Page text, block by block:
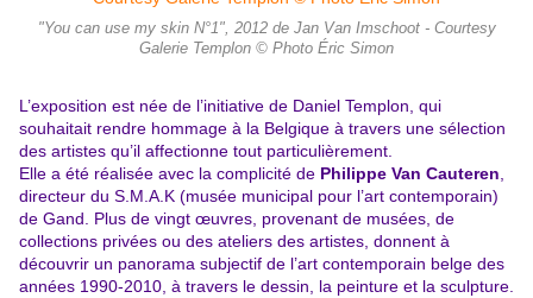
"You can use my skin N°1", 2012 de Jan Van Imschoot - Courtesy
Galerie Templon © Photo Éric Simon
L’exposition est née de l’initiative de Daniel Templon, qui
souhaitait rendre hommage à la Belgique à travers une sélection
des artistes qu’il affectionne tout particulièrement.
Elle a été réalisée avec la complicité de Philippe Van Cauteren
directeur du S.M.A.K (musée municipal pour l’art contemporain)
de Gand. Plus de vingt œuvres, provenant de musées, de
collections privées ou des ateliers des artistes, donnent à
découvrir un panorama subjectif de l’art contemporain belge des
années 1990-2010, à travers le dessin, la peinture et la sculpture.